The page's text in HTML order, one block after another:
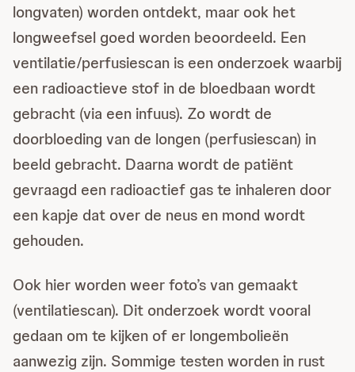
longvaten) worden ontdekt, maar ook het
longweefsel goed worden beoordeeld. Een
ventilatie/perfusiescan is een onderzoek waarbij
een radioactieve stof in de bloedbaan wordt
gebracht (via een infuus). Zo wordt de
doorbloeding van de longen (perfusiescan) in
beeld gebracht. Daarna wordt de patiënt
gevraagd een radioactief gas te inhaleren door
een kapje dat over de neus en mond wordt
gehouden.
Ook hier worden weer foto’s van gemaakt
(ventilatiescan). Dit onderzoek wordt vooral
gedaan om te kijken of er longembolieën
aanwezig zijn. Sommige testen worden in rust